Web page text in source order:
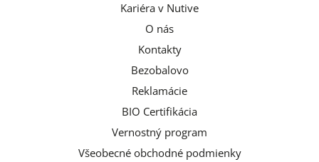
Kariéra v Nutive
O nás
Kontakty
Bezobalovo
Reklamácie
BIO Certifikácia
Vernostný program
Všeobecné obchodné podmienky